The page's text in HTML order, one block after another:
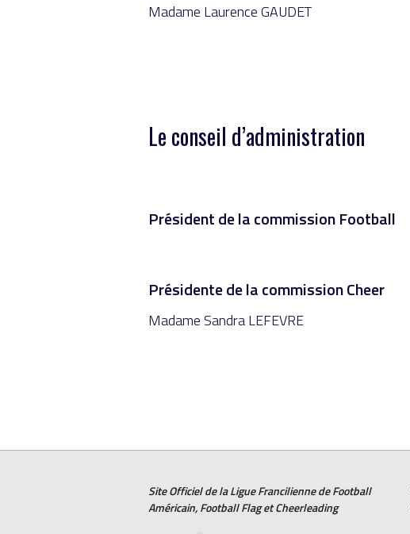
Madame Laurence GAUDET
Le conseil d’administration
Président de la commission Football
Présidente de la commission Cheer
Madame Sandra LEFEVRE
Site Officiel de la Ligue Francilienne deFootball
Américain,Football FlagetCheerleading